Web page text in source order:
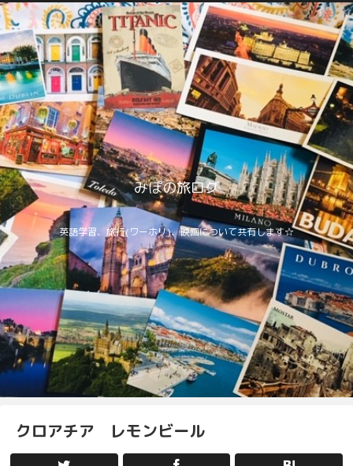
みぽの旅ログ
英語学習、旅行(ワーホリ)、映画について共有します☆
クロアチア レモンビール